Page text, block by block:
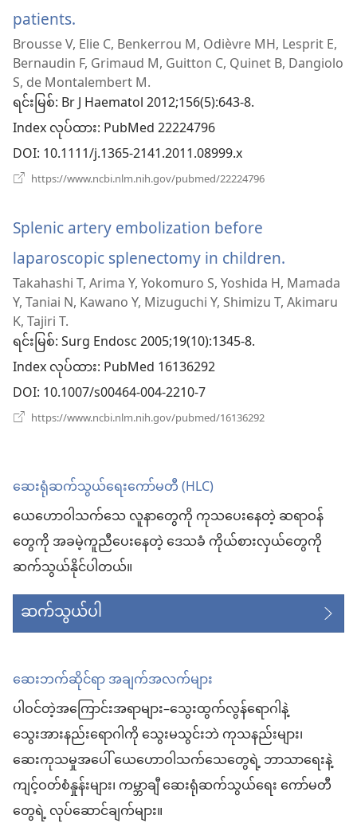
patients.
အသစ်
ဖွ
င့်
Brousse V, Elie C, Benkerrou M, Odièvre MH, Lesprit E,
Bernaudin F, Grimaud M, Guitton C, Quinet B, Dangiolo
S, de Montalembert M.
ရင်းမြစ်‎: Br J Haematol 2012;156(5):643-8.
Index လုပ်ထား‎: PubMed 22224796
DOI‎: 10.1111/j.1365-2141.2011.08999.x
https://www.ncbi.nlm.nih.gov/pubmed/22224796
တယ်)
Splenic artery embolization before
laparoscopic splenectomy in children.
အသစ်
Takahashi T, Arima Y, Yokomuro S, Yoshida H, Mamada
Y, Taniai N, Kawano Y, Mizuguchi Y, Shimizu T, Akimaru
K, Tajiri T.
ရင်းမြစ်‎: Surg Endosc 2005;19(10):1345-8.
Index လုပ်ထား‎: PubMed 16136292
DOI‎: 10.1007/s00464-004-2210-7
https://www.ncbi.nlm.nih.gov/pubmed/16136292
ဆေးရုံဆက်သွယ်ရေးကော်မတီ (HLC)
ယေဟောဝါသက်သေ လူနာတွေကို ကုသပေးနေတဲ့ ဆရာဝန်
တွေကို အခမဲ့ကူညီပေးနေတဲ့ ဒေသခံ ကိုယ်စားလှယ်တွေကို
ဆက်သွယ်နိုင်ပါတယ်။
ဆက်သွယ်ပါ
ဆေးဘက်ဆိုင်ရာ အချက်အလက်များ
ပါဝင်တဲ့အကြောင်းအရာများ–သွေးထွက်လွန်ရောဂါနဲ့
သွေးအားနည်းရောဂါကို သွေးမသွင်းဘဲ ကုသနည်းများ၊
ဆေးကုသမှုအပေါ် ယေဟောဝါသက်သေတွေရဲ့ ဘာသာရေးနဲ့
ကျင့်ဝတ်စံနှုန်းများ၊ ကမ္ဘာချီ ဆေးရုံဆက်သွယ်ရေး ကော်မတီ
တွေရဲ့ လုပ်ဆောင်ချက်များ။